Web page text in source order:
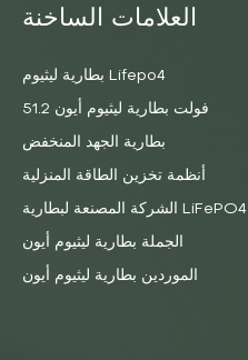
العلامات الساخنة
بطارية ليثيوم Lifepo4
51.2 فولت بطارية ليثيوم أيون
بطارية الجهد المنخفض
أنظمة تخزين الطاقة المنزلية
الشركة المصنعة لبطارية LiFePO4
الجملة بطارية ليثيوم أيون
الموردين بطارية ليثيوم أيون